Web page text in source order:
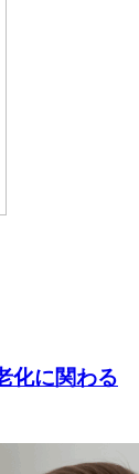
化に関わる